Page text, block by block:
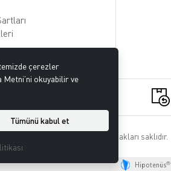
. Tüm hakları saklıdır.
Hipotenüs®
çerezler
Metni’ni okuyabilir ve
Tümünü kabul et